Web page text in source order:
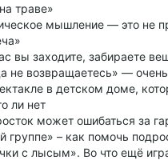
траве»
мышление — это не
вы заходите, забираете
не возвращаетесь» —
в детском доме,
ли нет
может ошибаться за
группе» – как помочь
с лысым». Во что ещё